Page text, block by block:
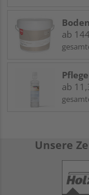
ab
ab
Unsere